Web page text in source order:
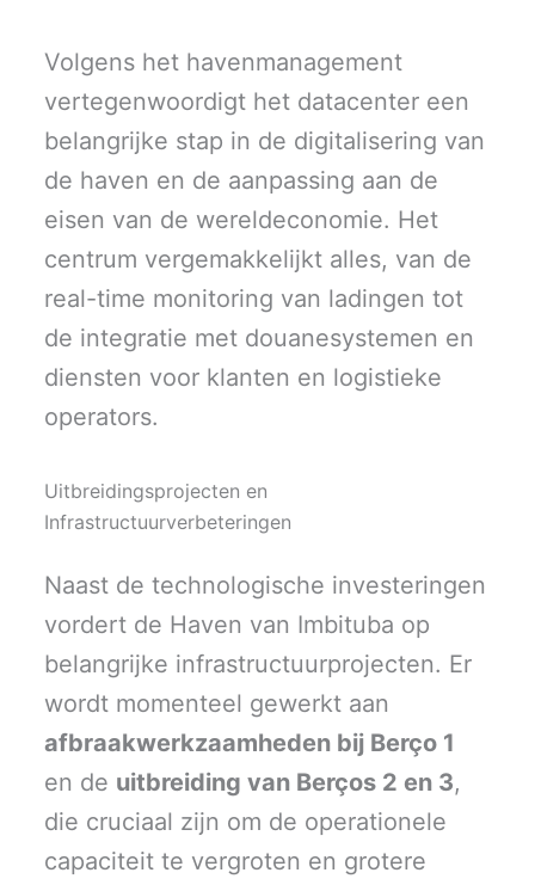
Volgens het havenmanagement
vertegenwoordigt het datacenter een
belangrijke stap in de digitalisering van
de haven en de aanpassing aan de
eisen van de wereldeconomie. Het
centrum vergemakkelijkt alles, van de
real-time monitoring van ladingen tot
de integratie met douanesystemen en
diensten voor klanten en logistieke
operators.
Uitbreidingsprojecten en
Infrastructuurverbeteringen
Naast de technologische investeringen
vordert de Haven van Imbituba op
belangrijke infrastructuurprojecten. Er
wordt momenteel gewerkt aan
afbraakwerkzaamheden bij Berço 1
en de uitbreiding van Berços 2 en 3,
die cruciaal zijn om de operationele
capaciteit te vergroten en grotere